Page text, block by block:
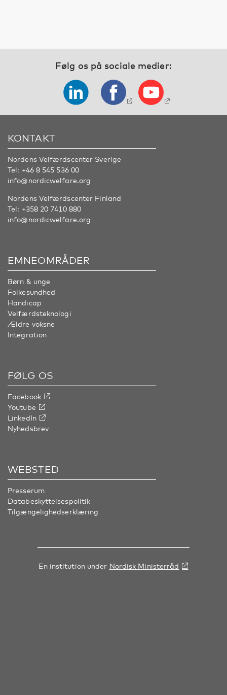
Følg os på sociale medier:
KONTAKT
Nordens Velfærdscenter Sverige
Tel: +46 8 545 536 00
info@nordicwelfare.org
Nordens Velfærdscenter Finland
Tel: +358 20 7410 880
info@nordicwelfare.org
EMNEOMRÅDER
Børn & unge
Folkesundhed
Handicap
Velfærdsteknologi
Ældre voksne
Integration
FØLG OS
Facebook
Youtube
LinkedIn
Nyhedsbrev
WEBSTED
Presserum
Databeskyttelsespolitik
Tilgængelighedserklæring
En institution under Nordisk Ministerråd